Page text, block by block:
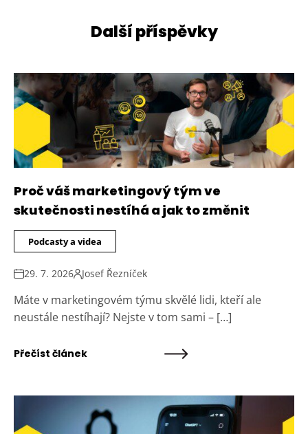
Další příspěvky
Proč váš marketingový tým ve
skutečnosti nestíhá a jak to změnit
Podcasty a videa
29. 7. 2026 Josef Řezníček
Máte v marketingovém týmu skvělé lidi, kteří ale
neustále nestíhají? Nejste v tom sami – […]
Přečíst článek